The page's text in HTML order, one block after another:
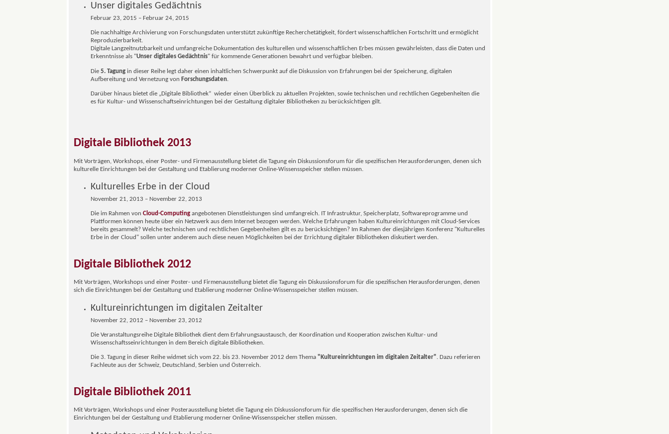
Unser digitales Gedächtnis
Februar 23, 2015 – Februar 24, 2015
Die nachhaltige Archivierung von Forschungsdaten unterstützt zukünftige Recherchetätigkeit, fördert wissenschaftlichen Fortschritt und ermöglicht
Reproduzierbarkeit.
Digitale Langzeitnutzbarkeit und umfangreiche Dokumentation des kulturellen und wissenschaftlichen Erbes müssen gewährleisten, dass die Daten und
Erkenntnisse als "Unser digitales Gedächtnis" für kommende Generationen bewahrt und verfügbar bleiben.
Die 5. Tagungin dieser Reihe legt daher einen inhaltlichen Schwerpunkt auf die Diskussion von Erfahrungen bei der Speicherung, digitalen
Aufbereitung und Vernetzung von Forschungsdaten.
Darüber hinaus bietet die „Digitale Bibliothek“ wieder einen Überblick zu aktuellen Projekten, sowie technischen und rechtlichen Gegebenheiten die
es für Kultur- und Wissenschaftseinrichtungen bei der Gestaltung digitaler Bibliotheken zu berücksichtigen gilt.
Digitale Bibliothek 2013
Mit Vorträgen, Workshops, einer Poster- und Firmenausstellung bietet die Tagung ein Diskussionsforum für die spezifischen Herausforderungen, denen sich
kulturelle Einrichtungen bei der Gestaltung und Etablierung moderner Online-Wissensspeicher stellen müssen.
Kulturelles Erbe in der Cloud
November 21, 2013 – November 22, 2013
Die im Rahmen von Cloud-Computingangebotenen Dienstleistungen sind umfangreich. IT Infrastruktur, Speicherplatz, Softwareprogramme und
Plattformen können heute über ein Netzwerk aus dem Internet bezogen werden. Welche Erfahrungen haben Kultureinrichtungen mit Cloud-Services
bereits gesammelt? Welche technischen und rechtlichen Gegebenheiten gilt es zu berücksichtigen? Im Rahmen der diesjährigen Konferenz "Kulturelles
Erbe in der Cloud" sollen unter anderem auch diese neuen Möglichkeiten bei der Errichtung digitaler Bibliotheken diskutiert werden.
Digitale Bibliothek 2012
Mit Vorträgen, Workshops und einer Poster- und Firmenausstellung bietet die Tagung ein Diskussionsforum für die spezifischen Herausforderungen, denen
sich die Einrichtungen bei der Gestaltung und Etablierung moderner Online-Wissensspeicher stellen müssen.
Kultureinrichtungen im digitalen Zeitalter
November 22, 2012 – November 23, 2012
Die Veranstaltungsreihe Digitale Bibliothek dient dem Erfahrungsaustausch, der Koordination und Kooperation zwischen Kultur- und
Wissenschaftsseinrichtungen in dem Bereich digitale Bibliotheken.
Die 3. Tagung in dieser Reihe widmet sich vom 22. bis 23. November 2012 dem Thema "Kultureinrichtungen im digitalen Zeitalter". Dazu referieren
Fachleute aus der Schweiz, Deutschland, Serbien und Österreich.
Digitale Bibliothek 2011
Mit Vorträgen, Workshops und einer Posterausstellung bietet die Tagung ein Diskussionsforum für die spezifischen Herausforderungen, denen sich die
Einrichtungen bei der Gestaltung und Etablierung moderner Online-Wissensspeicher stellen müssen.